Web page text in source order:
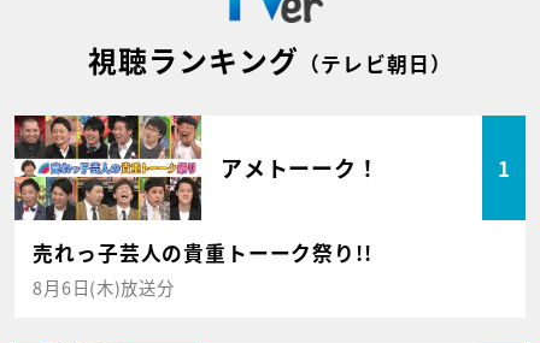
視聴ランキング （テレビ朝日）
アメトーーク！ 1
売れっ子芸人の貴重トーーク祭り!!
8月6日(木)放送分